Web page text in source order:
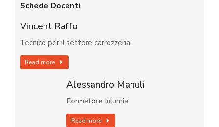
Schede Docenti
Vincent Raffo
Tecnico per il settore carrozzeria
Read more
Alessandro Manuli
Formatore Inlumia
Read more